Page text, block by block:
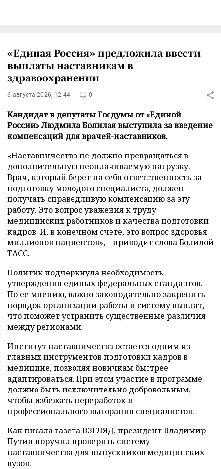
«Единая Россия» предложила ввести
выплаты наставникам в
здравоохранении
6 августа 2026, 12:44 0
Кандидат в депутаты Госдумы от «Единой
России» Людмила Болилая выступила за введение
компенсаций для врачей-наставников.
«Наставничество не должно превращаться в
дополнительную неоплачиваемую нагрузку.
Врач, который берет на себя ответственность за
подготовку молодого специалиста, должен
получать справедливую компенсацию за эту
работу. Это вопрос уважения к труду
медицинских работников и качества подготовки
кадров. И, в конечном счете, это вопрос здоровья
миллионов пациентов», – приводит слова Болилой
ТАСС.
Политик подчеркнула необходимость
утверждения единых федеральных стандартов.
По ее мнению, важно законодательно закрепить
порядок организации работы и систему выплат,
что поможет устранить существенные различия
между регионами.
Институт наставничества остается одним из
главных инструментов подготовки кадров в
медицине, позволяя новичкам быстрее
адаптироваться. При этом участие в программе
должно быть исключительно добровольным,
чтобы избежать переработок и
профессионального выгорания специалистов.
Как писала газета ВЗГЛЯД, президент Владимир
Путин поручилпроверить систему
наставничества для выпускников медицинских
вузов.